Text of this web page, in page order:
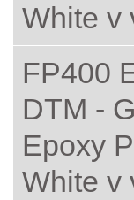
White v
FP400
DTM -
Epoxy
White v